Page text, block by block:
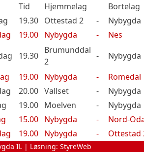
Tid Hjemmelag
Bortelag
19.30 Ottestad 2 -
Nybygda
19.00 Nybygda -
Nes
19.30
Brumunddal
2
-
Nybygda
19.00 Nybygda -
Romedal
20.00 Vallset -
Nybygda
19.00 Moelven -
Nybygda
15.00 Nybygda -
Nord-
19.00 Nybygda -
Ottestad
19.30 Nes
IL | Løsning: StyreWeb